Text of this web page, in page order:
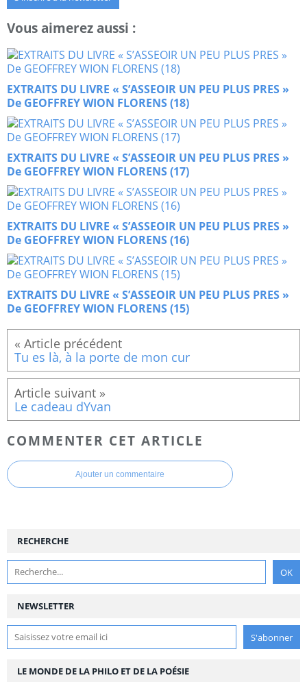
Vous aimerez aussi :
EXTRAITS DU LIVRE « S’ASSEOIR UN PEU PLUS PRES »
De GEOFFREY WION FLORENS (18)
EXTRAITS DU LIVRE « S’ASSEOIR UN PEU PLUS PRES »
De GEOFFREY WION FLORENS (17)
EXTRAITS DU LIVRE « S’ASSEOIR UN PEU PLUS PRES »
De GEOFFREY WION FLORENS (16)
EXTRAITS DU LIVRE « S’ASSEOIR UN PEU PLUS PRES »
De GEOFFREY WION FLORENS (15)
Tu es là, à la porte de mon cur
Le cadeau dYvan
COMMENTER CET ARTICLE
Ajouter un commentaire
NEWSLETTER
RECHERCHE
LE MONDE DE LA PHILO ET DE LA POÉSIE